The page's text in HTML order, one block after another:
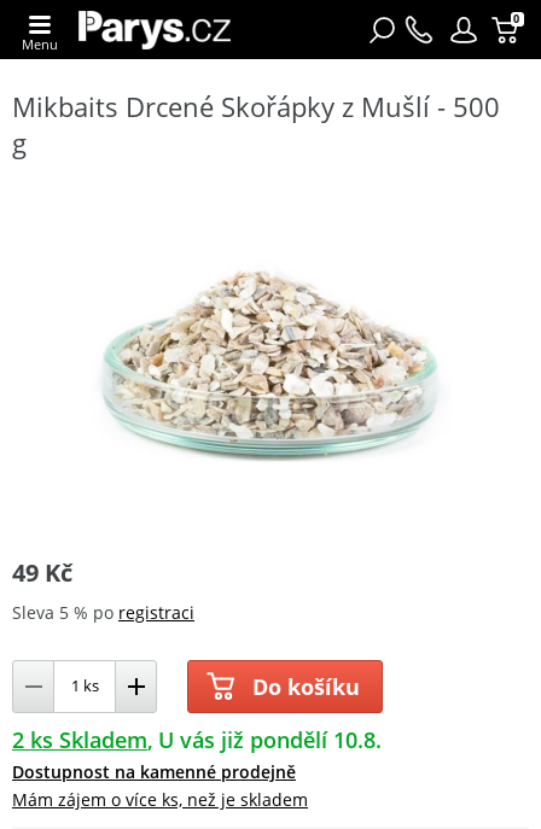
0
Menu
Mikbaits Drcené Skořápky z Mušlí - 500
g
49 Kč
Sleva 5 % po registraci
Do košíku
2 ks Skladem U vás již pondělí 10.8.
Dostupnost na kamenné prodejně
Mám zájem o více ks, než je skladem